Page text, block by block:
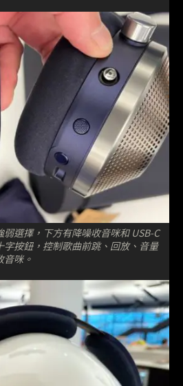
選擇，下方有降噪收音咪和 USB-C
按鈕，控制歌曲前跳、回放、音量
咪。